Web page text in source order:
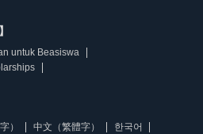
untuk Beasiswa
） 中文（繁體字）
한국어